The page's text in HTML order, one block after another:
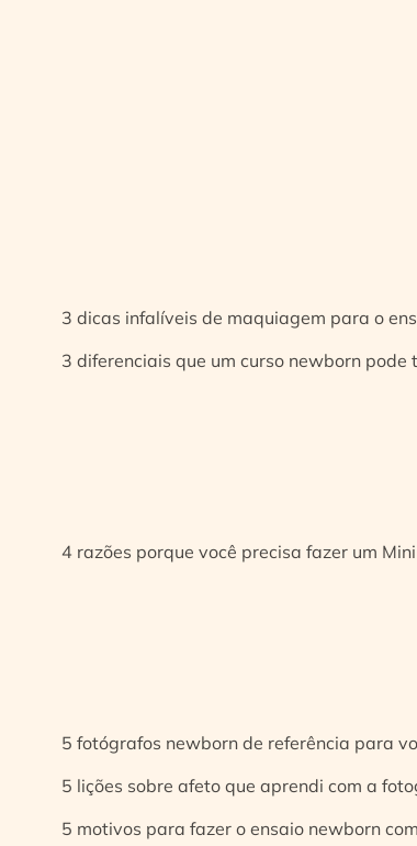
3 dicas infalíveis de maquiagem para o
3 diferenciais que um curso newborn
4 razões porque você precisa fazer um
5 fotógrafos newborn de referência para
5 lições sobre afeto que aprendi com a
5 motivos para fazer o ensaio newborn